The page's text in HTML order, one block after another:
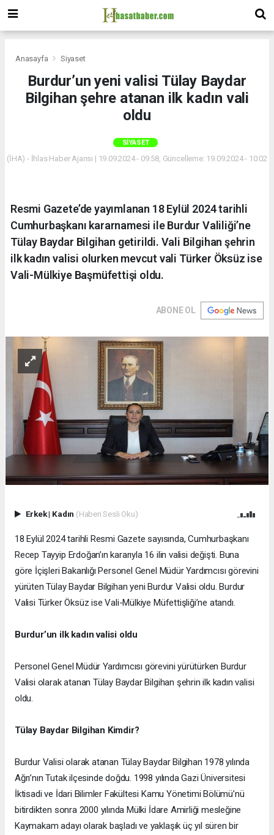
Anasayfa Siyaset
Burdur’un yeni valisi Tülay Baydar
Bilgihan şehre atanan ilk kadın vali
oldu
SIYASET
(İHA) - İhlas Haber Ajansı | 19.09.2024 - 09:58, Güncelleme: 19.09.2024 - 10:02
Resmi Gazete’de yayımlanan 18 Eylül 2024 tarihli
Cumhurbaşkanı kararnamesi ile Burdur Valiliği’ne
Tülay Baydar Bilgihan getirildi. Vali Bilgihan şehrin
ilk kadın valisi olurken mevcut vali Türker Öksüz ise
Vali-Mülkiye Başmüfettişi oldu.
ABONE OL
Erkek| Kadın (Haberi Sesli Oku)
18 Eylül 2024 tarihli Resmi Gazete sayısında, Cumhurbaşkanı
Recep Tayyip Erdoğan’ın kararıyla 16 ilin valisi değişti. Buna
göre İçişleri Bakanlığı Personel Genel Müdür Yardımcısı görevini
yürüten Tülay Baydar Bilgihan yeni Burdur Valisi oldu. Burdur
Valisi Türker Öksüz ise Vali-Mülkiye Müfettişliği’ne atandı.
Burdur’un ilk kadın valisi oldu
Personel Genel Müdür Yardımcısı görevini yürütürken Burdur
Valisi olarak atanan Tülay Baydar Bilgihan şehrin ilk kadın valisi
oldu.
Tülay Baydar Bilgihan Kimdir?
Burdur Valisi olarak atanan Tülay Baydar Bilgihan 1978 yılında
Ağrı’nın Tutak ilçesinde doğdu. 1998 yılında Gazi Üniversitesi
İktisadi ve İdari Bilimler Fakültesi Kamu Yönetimi Bölümü’nü
bitirdikten sonra 2000 yılında Mülki İdare Amirliği mesleğine
Kaymakam adayı olarak başladı ve yaklaşık üç yıl süren bir